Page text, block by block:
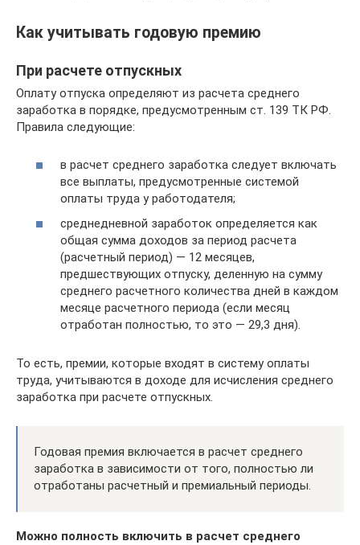
Как учитывать годовую премию
При расчете отпускных
Оплату отпуска определяют из расчета среднего
заработка в порядке, предусмотренным ст. 139 ТК РФ.
Правила следующие:
в расчет среднего заработка следует включать
все выплаты, предусмотренные системой
оплаты труда у работодателя;
среднедневной заработок определяется как
общая сумма доходов за период расчета
(расчетный период) — 12 месяцев,
предшествующих отпуску, деленную на сумму
среднего расчетного количества дней в каждом
месяце расчетного периода (если месяц
отработан полностью, то это — 29,3 дня).
То есть, премии, которые входят в систему оплаты
труда, учитываются в доходе для исчисления среднего
заработка при расчете отпускных.
Годовая премия включается в расчет среднего
заработка в зависимости от того, полностью ли
отработаны расчетный и премиальный периоды.
Можно полность включить в расчет среднего